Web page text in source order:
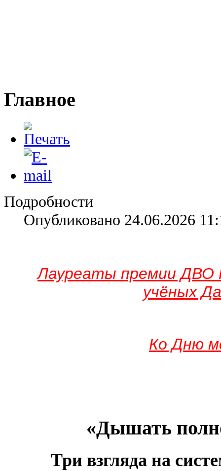
Главное
Подробности
Опубликовано 24.06.2026
Лауреаты премии ДВО
учёных
Ко Дню
«Дышать
Три взгляда на